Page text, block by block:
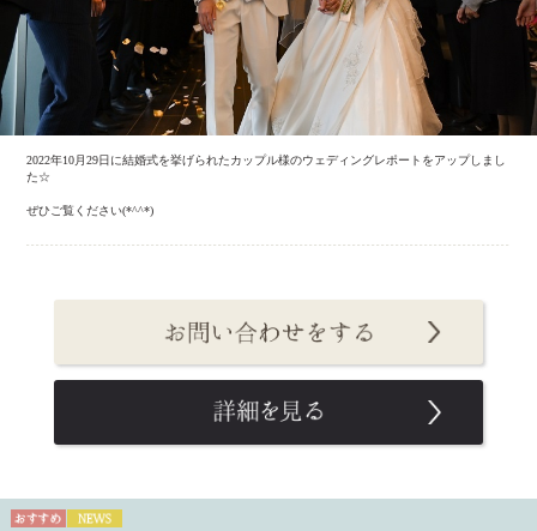
2022年10月29日に結婚式を挙げられたカップル様のウェディングレポートをアップしまし
た☆
ぜひご覧ください(*^^*)